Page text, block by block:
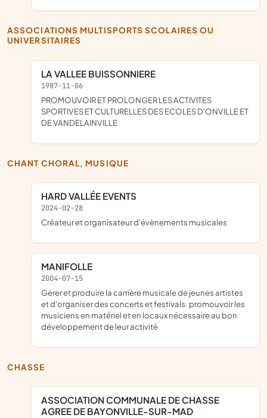
ASSOCIATIONS MULTISPORTS SCOLAIRES OU
UNIVERSITAIRES
LA VALLEE BUISSONNIERE
1987-11-06
PROMOUVOIR ET PROLONGER LES ACTIVITES
SPORTIVES ET CULTURELLES DES ECOLES D'ONVILLE ET
DE VANDELAINVILLE
CHANT CHORAL, MUSIQUE
HARD VALLÉE EVENTS
2024-02-28
créateur et organisateur d'évènements musicales
MANIFOLLE
2004-07-15
gérer et produire la carrière musicale de jeunes artistes
et d'organiser des concerts et festivals. promouvoir les
musiciens en matériel et en locaux nécessaire au bon
développement de leur activité
CHASSE
ASSOCIATION COMMUNALE DE CHASSE
AGREE DE BAYONVILLE-SUR-MAD